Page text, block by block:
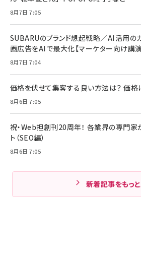
8月7日 7:05
SUBARUのブランド想起戦略／AI活用のカ
画広告をAIで最大化【マーケター向け講演
8月7日 7:04
価格を伏せて集客する良い方法は？ 価格
8月6日 7:05
祝・Web担創刊20周年！ 各業界の専門家
ト（SEO編）
8月6日 7:05
新着記事をもっ